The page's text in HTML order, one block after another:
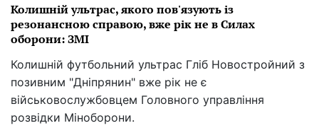
Колишній ультрас, якого пов'язують із
резонансною справою, вже рік не в Силах
оборони: ЗМІ
Колишній футбольний ультрас Гліб Новостройний з
позивним "Дніпрянин" вже рік не є
військовослужбовцем Головного управління
розвідки Міноборони.